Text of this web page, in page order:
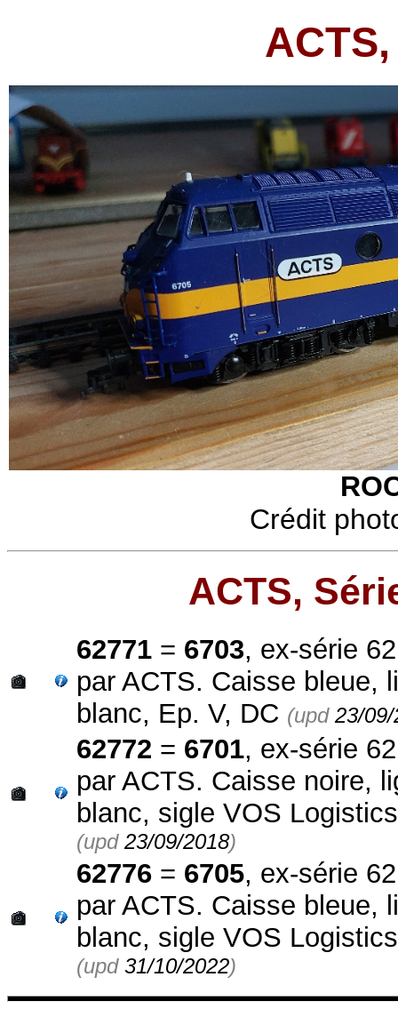
Crédit
ACTS,
62771 = 6703, ex-série
par ACTS. Caisse bleue,
blanc, Ep. V, DC (upd 23/
62772 = 6701, ex-série
par ACTS. Caisse noire,
blanc, sigle VOS
(upd 23/09/2018)
62776 = 6705, ex-série
par ACTS. Caisse bleue,
blanc, sigle VOS
(upd 31/10/2022)